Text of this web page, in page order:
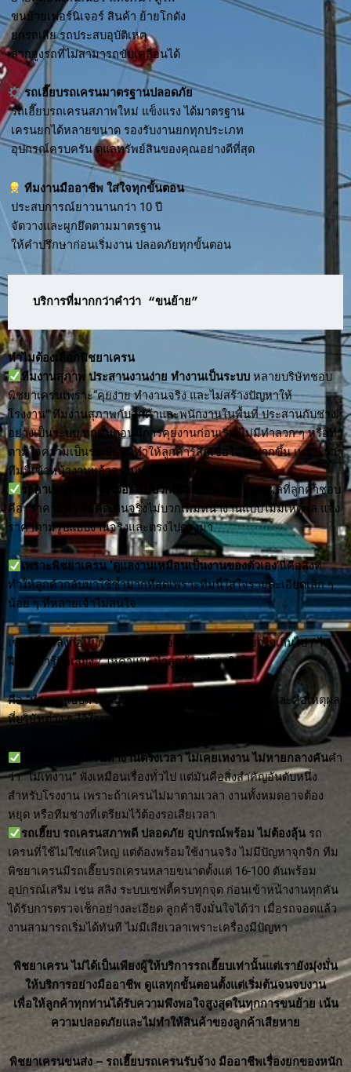
ขนย้ายเฟอร์นิเจอร์ สินค้า ย้ายโกดัง
ยกรถเสีย รถประสบอุบัติเหตุ
ลากจูงรถที่ไม่สามารถขับเคลื่อนได้
รถเฮี๊ยบรถเครนมาตรฐานปลอดภัย
รถเฮี๊ยบรถเครนสภาพใหม่ แข็งแรง ได้มาตรฐาน
เครนยกได้หลายขนาด รองรับงานยกทุกประเภท
อุปกรณ์ครบครัน ดูแลทรัพย์สินของคุณอย่างดีที่สุด
ทีมงานมืออาชีพ ใส่ใจทุกขั้นตอน
ประสบการณ์ยาวนานกว่า 10 ปี
จัดวางและผูกยึดตามมาตรฐาน
ให้คำปรึกษาก่อนเริ่มงาน ปลอดภัยทุกขั้นตอน
บริการที่มากกว่าคำว่า “ขนย้าย”
ทำไมต้องเลือกพิชยาเครน
ทีมงานสุภาพ ประสานงานง่าย ทำงานเป็นระบบ หลายบริษัทชอบ
พิชยาเครนเพราะ“คุยง่าย ทำงานจริง และไม่สร้างปัญหาให้
โรงงาน” ทีมงานสุภาพกับลูกค้าและพนักงานในพื้นที่ ประสานกับช่าง
อย่างเป็นระบบ ทุกขั้นตอนมีการคุยงานก่อนเริ่ม ไม่มีทำลวก ๆ หรือทำ
ตามใจความเป็นระเบียบนี้ทำให้ลูกค้ารู้สึกเชื่อใจได้มากขึ้น เพราะรู้ว่า
ทีมนี้เข้าหน้างานแล้วจะไม่ทำให้งานวุ่นวาย
ราคาเหมาะสม ไม่เว่อร์ ไม่บวกเพิ่มภายหลัง
อีกเหตุผลที่ลูกค้าชอบ
คือ “ราคาแฟร์”ไม่คิดเกินจริงไม่บวกเพิ่มหน้างานแบบไม่มีเหตุผล แจ้ง
ราคาตามรูปแบบงานจริงและตรงไปตรงมา
เพราะพิชยาเครน ‘ดูแลงานเหมือนเป็นงานของตัวเอง’นี่คือสิ่งที่
ทำให้ลูกค้ากลับมาใช้ซ้ำมากที่สุดเพราะทีมนี้ใส่ใจรายละเอียดเล็ก ๆ
น้อย ๆ ที่หลายเจ้าไม่สนใจ
เช่น เช็กสลิงก่อนยกทุกครั้ง / คุมองศาการยก / ไม่ยกไวเกินไป / ไม่
ฝืนยกถ้ารู้สึกเสี่ยง / ให้คำแนะนำลูกค้าอย่างจริงใจ
คือ “ทำงานแบบมีใจ” ไม่ใช่แค่รับงานแล้วไปให้จบ ๆนี่แหละคือเหตุผล
ที่บริษัทต่าง ๆ ไว้ใจเสมอมา
เพราะพิชยาเครนทำงานตรงเวลา ไม่เคยเทงาน ไม่หายกลางคันคำ
ว่า “ไม่เทงาน” ฟังเหมือนเรื่องทั่วไป แต่มันคือสิ่งสำคัญอันดับหนึ่ง
สำหรับโรงงาน เพราะถ้าเครนไม่มาตามเวลา งานทั้งหมดอาจต้อง
หยุด หรือทีมช่างที่เตรียมไว้ต้องรอเสียเวลา
รถเฮี๊ยบ รถเครนสภาพดี ปลอดภัย อุปกรณ์พร้อม ไม่ต้องลุ้นรถ
เครนที่ใช้ไม่ใช่แค่ใหญ่ แต่ต้องพร้อมใช้งานจริง ไม่มีปัญหาจุกจิก ทีม
พิชยาเครนมีรถเฮี๊ยบรถเครนหลายขนาดตั้งแต่ 16-100 ตันพร้อม
อุปกรณ์เสริม เช่น สลิง ระบบเซฟตี้ครบทุกจุด ก่อนเข้าหน้างานทุกคัน
ได้รับการตรวจเช็กอย่างละเอียด ลูกค้าจึงมั่นใจได้ว่า เมื่อรถจอดแล้ว
งานสามารถเริ่มได้ทันที ไม่มีเสียเวลาเพราะเครื่องมีปัญหา
พิชยาเครน ไม่ได้เป็นเพียงผู้ให้บริการรถเฮี๊ยบเท่านั้นแต่เรายังมุ่งมั่น
ให้บริการอย่างมืออาชีพ ดูแลทุกขั้นตอนตั้งแต่เริ่มต้นจนจบงาน
เพื่อให้ลูกค้าทุกท่านได้รับความพึงพอใจสูงสุดในทุกการขนย้าย เน้น
ความปลอดภัยและไม่ทำให้สินค้าของลูกค้าเสียหาย
พิชยาเครนขนส่ง – รถเฮี๊ยบรถเครนรับจ้าง มืออาชีพเรื่องยกของหนัก